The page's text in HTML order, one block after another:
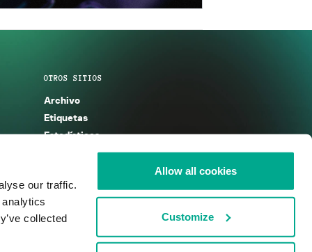
our traffic.
collected
Allow all cookies
Customize
OTROS SITIOS
Archivo
Etiquetas
Estadísticas
Enciclopedia
KSB 2025